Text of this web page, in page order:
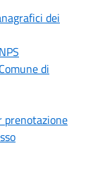
dei
di
prenotazione